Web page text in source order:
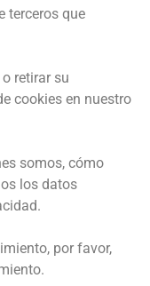
terceros que
retirar su
cookies en nuestro
somos, cómo
los datos
por favor,